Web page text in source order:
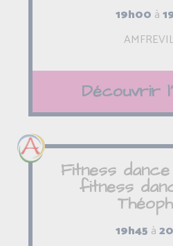
19h00 à
Découvrir
Fitness
fitness
19h45 à